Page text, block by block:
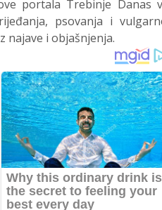
portala Trebinje Danas
psovanja i
najave i objašnjenja.